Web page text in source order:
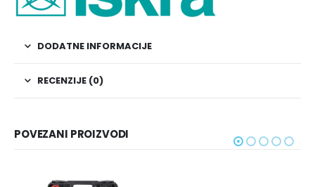
DODATNE INFORMACIJE
RECENZIJE (0)
POVEZANI PROIZVODI